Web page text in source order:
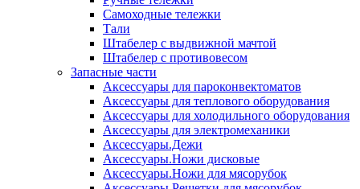
Самоходные тележки
Тали
Штабелер с выдвижной мачтой
Штабелер с противовесом
Запасные части
Аксессуары для пароконвектоматов
Аксессуары для теплового оборудования
Аксессуары для холодильного оборудования
Аксессуары для электромеханики
Аксессуары.Дежи
Аксессуары.Ножи дисковые
Аксессуары.Ножи для мясорубок